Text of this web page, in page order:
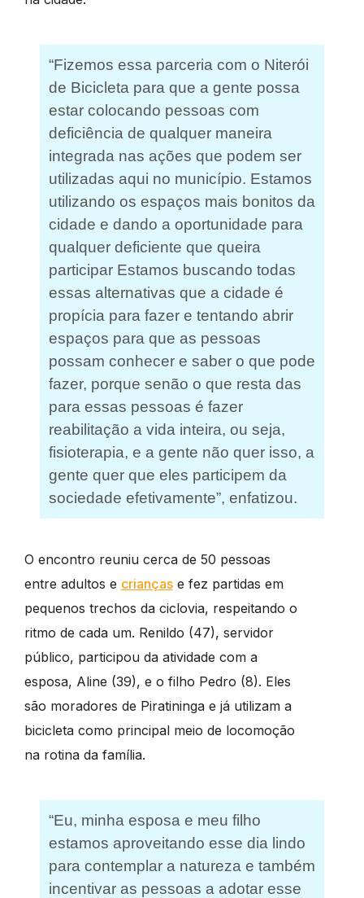
“Fizemos essa parceria com o Niterói
de Bicicleta para que a gente possa
estar colocando pessoas com
deficiência de qualquer maneira
integrada nas ações que podem ser
utilizadas aqui no município. Estamos
utilizando os espaços mais bonitos da
cidade e dando a oportunidade para
qualquer deficiente que queira
participar Estamos buscando todas
essas alternativas que a cidade é
propícia para fazer e tentando abrir
espaços para que as pessoas
possam conhecer e saber o que pode
fazer, porque senão o que resta das
para essas pessoas é fazer
reabilitação a vida inteira, ou seja,
fisioterapia, e a gente não quer isso, a
gente quer que eles participem da
sociedade efetivamente”, enfatizou.
O encontro reuniu cerca de 50 pessoas
entre adultos e criançase fez partidas em
pequenos trechos da ciclovia, respeitando o
ritmo de cada um. Renildo (47), servidor
público, participou da atividade com a
esposa, Aline (39), e o filho Pedro (8). Eles
são moradores de Piratininga e já utilizam a
bicicleta como principal meio de locomoção
na rotina da família.
“Eu, minha esposa e meu filho
estamos aproveitando esse dia lindo
para contemplar a natureza e também
incentivar as pessoas a adotar esse